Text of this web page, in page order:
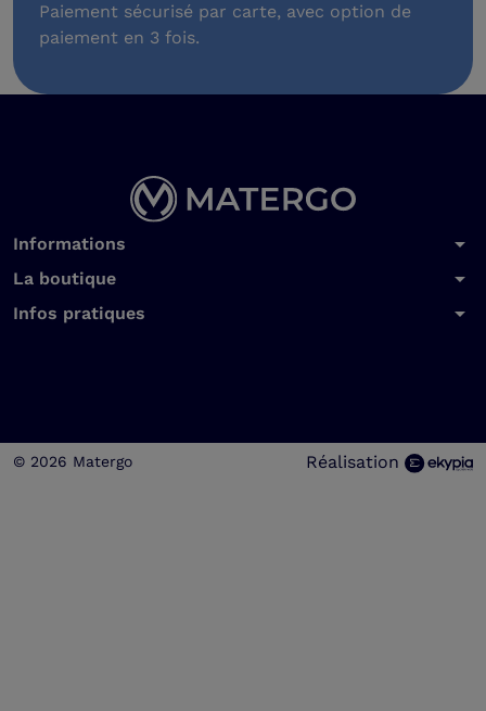
Paiement sécurisé par carte, avec option de
paiement en 3 fois.
Informations arrow_drop_down
La boutique arrow_drop_down
Infos pratiques arrow_drop_down
© 2026 Matergo Réalisation